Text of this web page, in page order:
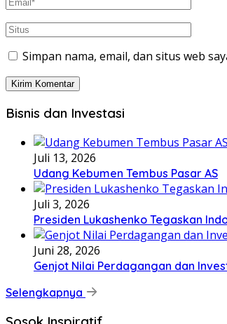
Simpan nama, email, dan situs web
Bisnis dan Investasi
Juli 13, 2026
Udang Kebumen Tembus Pasar AS
Juli 3, 2026
Presiden Lukashenko Tegaskan
Juni 28, 2026
Genjot Nilai Perdagangan dan
Selengkapnya